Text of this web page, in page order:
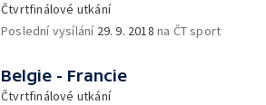
Čtvrtfinálové utkání
Poslední vysílání 29. 9. 2018 na ČT sport
Belgie - Francie
Čtvrtfinálové utkání